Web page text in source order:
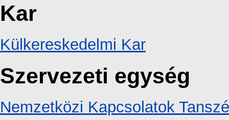
Kar
Külkereskedelmi Kar
Szervezeti egység
Nemzetközi Kapcsolatok